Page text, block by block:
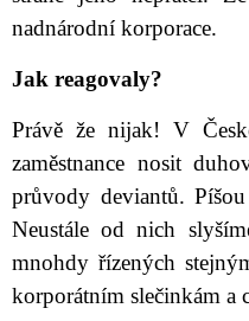
nadnárodní korporace.
Jak reagovaly?
Právě že nijak! V
zaměstnance nosit
průvody deviantů.
Neustále od nich
mnohdy řízených
korporátním slečinkám a